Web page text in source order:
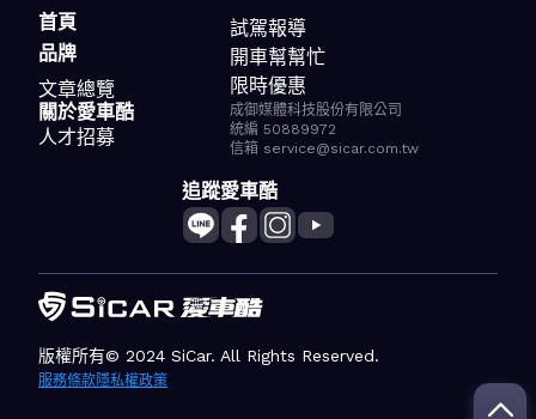
首頁
品牌
文章總覽
試駕報導
開車幫幫忙
限時優惠
關於愛車酷
人才招募
成御媒體科技股份有限公司
統編 50889972
信箱 service@sicar.com.tw
追蹤愛車酷
版權所有© 2024 SiCar. All Rights Reserved.
服務條款隱私權政策